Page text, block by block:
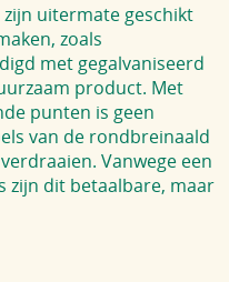
uitermate geschikt
zoals
met gegalvaniseerd
product. Met
punten is geen
van de rondbreinaald
Vanwege een
dit betaalbare, maar